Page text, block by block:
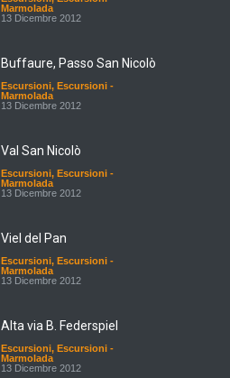
Marmolada
13 Dicembre 2012
Buffaure, Passo San Nicolò
Escursioni, Escursioni -
Marmolada
13 Dicembre 2012
Val San Nicolò
Escursioni, Escursioni -
Marmolada
13 Dicembre 2012
Viel del Pan
Escursioni, Escursioni -
Marmolada
13 Dicembre 2012
Alta via B. Federspiel
Escursioni, Escursioni -
Marmolada
13 Dicembre 2012